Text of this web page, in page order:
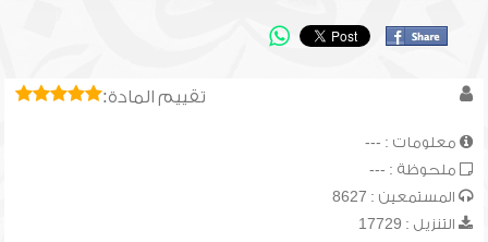
تقييم المادة:
معلومات : ---
ملحوظة : ---
المستمعين : 8627
التنزيل : 17729